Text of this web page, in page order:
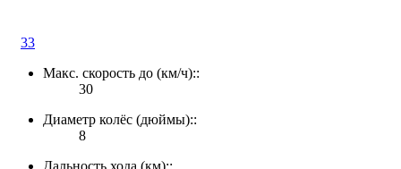
33
Макс. скорость до (км/ч)::
30
Диаметр колёс (дюймы)::
8
Дальность хода (км)::